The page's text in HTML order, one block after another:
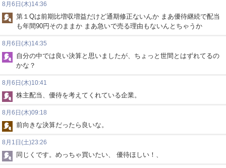
8月6日(木)14:36
第１Qは前期比増収増益だけど通期修正ないんか まあ優待継続で配当
も年間90円そのままか まあ急いで売る理由もないんとちゃうか
8月6日(木)14:35
自分の中では良い決算と思いましたが、ちょっと世間とはずれてるの
かな？
8月6日(木)10:41
株主配当、優待を考えてくれている企業。
8月6日(木)09:18
前向きな決算だったら良いな。
8月1日(土)23:26
同じくです。めっちゃ買いたい、 優待ほしい！、